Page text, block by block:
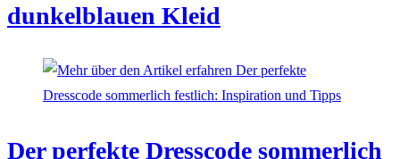
dunkelblauen Kleid
Der perfekte Dresscode sommerlich